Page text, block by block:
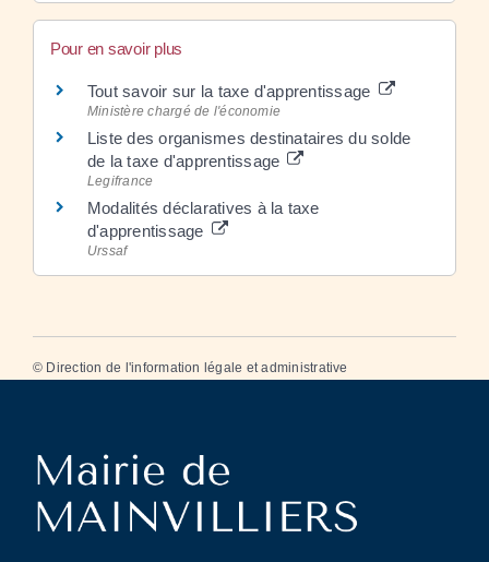
Pour en savoir plus
Tout savoir sur la taxe d'apprentissage
Ministère chargé de l'économie
Liste des organismes destinataires du solde
de la taxe d'apprentissage
Legifrance
Modalités déclaratives à la taxe
d'apprentissage
Urssaf
© Direction de l'information légale et administrative